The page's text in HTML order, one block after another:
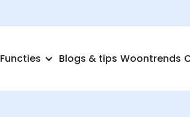
Functies Blogs & tips Woontrends